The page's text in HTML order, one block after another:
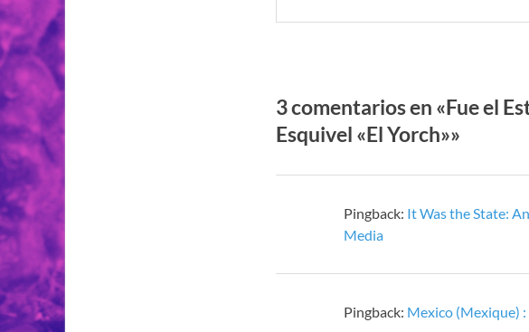
3 comentarios en «Fue el
Esquivel «El Yorch»»
Pingback: It Was the State:
Media
Pingback: Mexico (Mexique) :